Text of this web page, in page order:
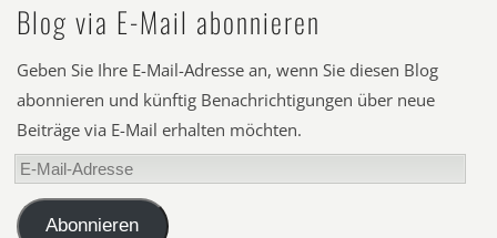
Blog via E-Mail abonnieren
Geben Sie Ihre E-Mail-Adresse an, wenn Sie diesen Blog
abonnieren und künftig Benachrichtigungen über neue
Beiträge via E-Mail erhalten möchten.
E-
Mail-
AdresseAbonnieren